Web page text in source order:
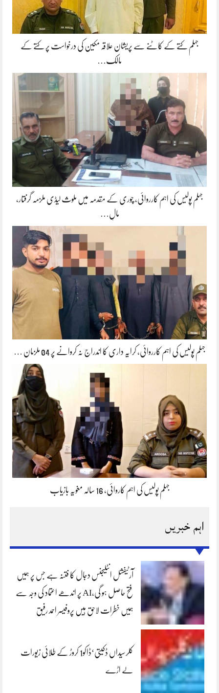
جہلم کتے کے کاٹنے سے پریشان علاقہ مکین کی درخواست پر کتے کے
مالک…
جہلم پولیس کی اہم کارروائی، چوری کے مقدمہ میں ملوث لیڈی ملزمہ گرفتار،
مالِ…
جہلم پولیس کی اہم کارروائی، کرایہ داری کا اندراج نہ کروانے پر 04 ملزمان …
جہلم پولیس کی اہم کاروائی، 16 سالہ مغویہ بازیاب
اہم خبریں
آرٹیفشل انٹلیجنس دجال کا فتنہ ہے جس پر ہمیں
فتح حاصل ہو گی،AI پر اندھے اعتماد کی وجہ سے
ہمیں خطرات لاحق ہیں پروفیسر احمد رفیق
کلرسیداں ڈکیتی‘ڈاکو1 کروڑ کے طلائی زیورات
لے اڑے